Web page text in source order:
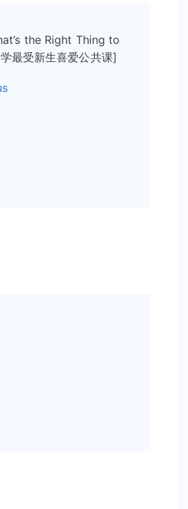
似
the Right Thing to
最受新生喜爱公共课]